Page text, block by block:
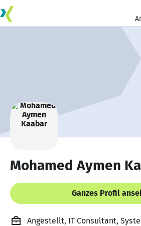
Mohamed Aymen
Ganzes Profil
Angestellt, IT Consultant,